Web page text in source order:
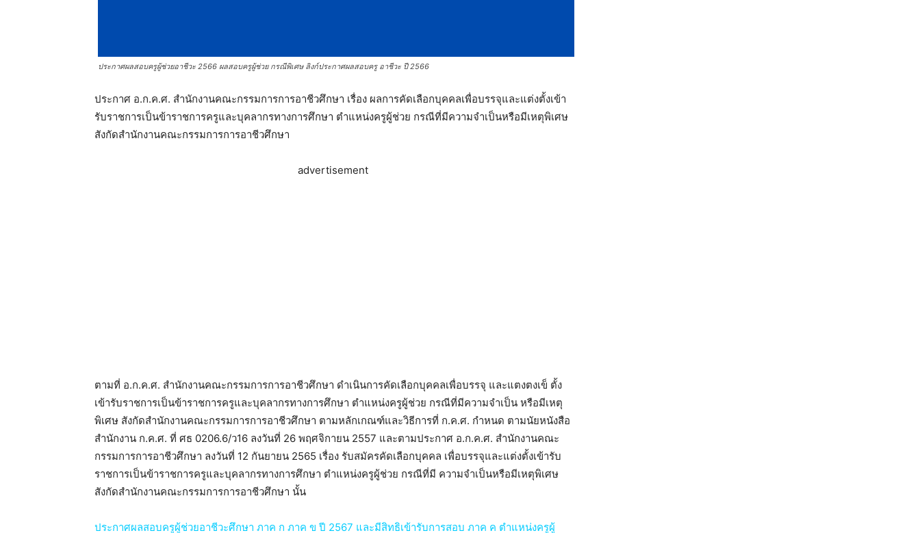
ประกาศผลสอบครูผู้ช่วยอาชีวะ 2566 ผลสอบครูผู้ช่วย กรณีพิเศษ ลิงก์ประกาศผลสอบครู อาชีวะ ปี 2566
ประกาศ อ.ก.ค.ศ. สํานักงานคณะกรรมการการอาชีวศึกษา เรื่อง ผลการคัดเลือกบุคคลเพื่อบรรจุและแต่งตั้งเข้า
รับราชการเป็นข้าราชการครูและบุคลากรทางการศึกษา ตําแหน่งครูผู้ช่วย กรณีที่มีความจําเป็นหรือมีเหตุพิเศษ
สังกัดสํานักงานคณะกรรมการการอาชีวศึกษา
advertisement
ตามที่ อ.ก.ค.ศ. สํานักงานคณะกรรมการการอาชีวศึกษา ดําเนินการคัดเลือกบุคคลเพื่อบรรจุ และแตงตงเข็ ตั้ง
เข้ารับราชการเป็นข้าราชการครูและบุคลากรทางการศึกษา ตําแหน่งครูผู้ช่วย กรณีที่มีความจําเป็น หรือมีเหตุ
พิเศษ สังกัดสํานักงานคณะกรรมการการอาชีวศึกษา ตามหลักเกณฑ์และวิธีการที่ ก.ค.ศ. กําหนด ตามนัยหนังสือ
สํานักงาน ก.ค.ศ. ที่ ศธ 0206.6/ว16 ลงวันที่ 26 พฤศจิกายน 2557 และตามประกาศ อ.ก.ค.ศ. สํานักงานคณะ
กรรมการการอาชีวศึกษา ลงวันที่ 12 กันยายน 2565 เรื่อง รับสมัครคัดเลือกบุคคล เพื่อบรรจุและแต่งตั้งเข้ารับ
ราชการเป็นข้าราชการครูและบุคลากรทางการศึกษา ตําแหน่งครูผู้ช่วย กรณีที่มี ความจําเป็นหรือมีเหตุพิเศษ
สังกัดสํานักงานคณะกรรมการการอาชีวศึกษา นั้น
ประกาศผลสอบครูผู้ช่วยอาชีวะศึกษา ภาค ก ภาค ข ปี 2567 และมีสิทธิเข้ารับการสอบ ภาค ค ตำแหน่งครูผู้